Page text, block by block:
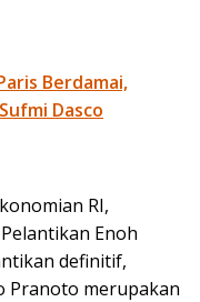
Berdamai,
Dasco
RI,
Enoh
definitif,
Pranoto merupakan